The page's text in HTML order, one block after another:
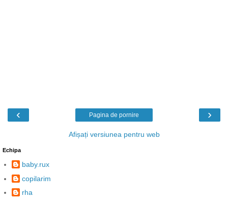
‹ ›
Pagina de pornire
Afișați versiunea pentru web
Echipa
baby.rux
copilarim
rha